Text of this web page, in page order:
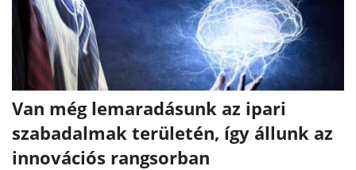
Van még lemaradásunk az ipari
szabadalmak területén, így állunk az
innovációs rangsorban